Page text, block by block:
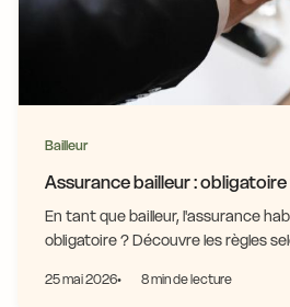
Bailleur
Assurance bailleur : obligatoire
En tant que bailleur, l'assurance
obligatoire ? Découvre les règles
25 mai 2026 8 min de lecture